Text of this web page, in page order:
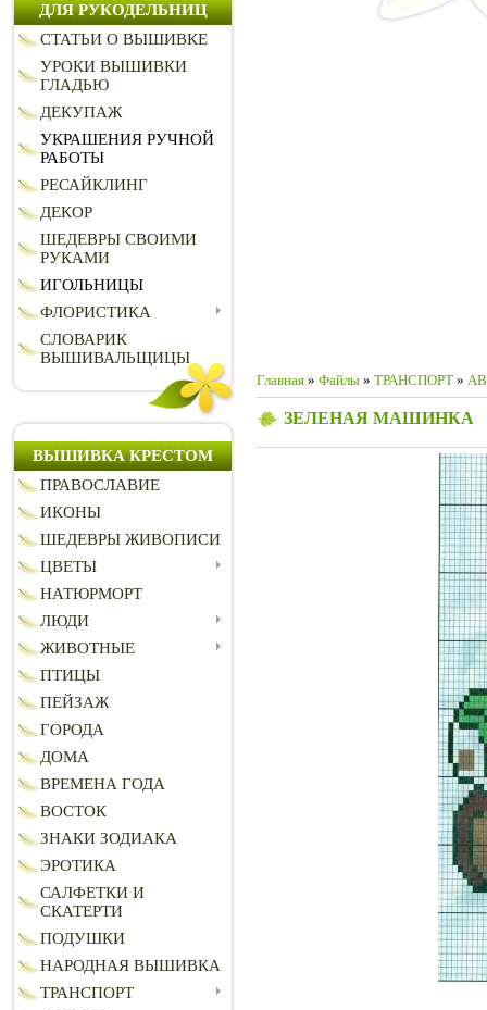
ДЛЯ РУКОДЕЛЬНИЦ
СТАТЬИ О ВЫШИВКЕ
УРОКИ ВЫШИВКИ
ГЛАДЬЮ
ДЕКУПАЖ
УКРАШЕНИЯ РУЧНОЙ
РАБОТЫ
РЕСАЙКЛИНГ
ДЕКОР
ШЕДЕВРЫ СВОИМИ
РУКАМИ
ИГОЛЬНИЦЫ
ФЛОРИСТИКА
СЛОВАРИК
ВЫШИВАЛЬЩИЦЫ
ВЫШИВКА КРЕСТОМ
ПРАВОСЛАВИЕ
ИКОНЫ
ШЕДЕВРЫ ЖИВОПИСИ
ЦВЕТЫ
НАТЮРМОРТ
ЛЮДИ
ЖИВОТНЫЕ
ПТИЦЫ
ПЕЙЗАЖ
ГОРОДА
ДОМА
ВРЕМЕНА ГОДА
ВОСТОК
ЗНАКИ ЗОДИАКА
ЭРОТИКА
САЛФЕТКИ И
СКАТЕРТИ
ПОДУШКИ
НАРОДНАЯ ВЫШИВКА
ТРАНСПОРТ
Главная » Файлы » ТРАНСПОРТ »
ЗЕЛЕНАЯ МАШИНКА